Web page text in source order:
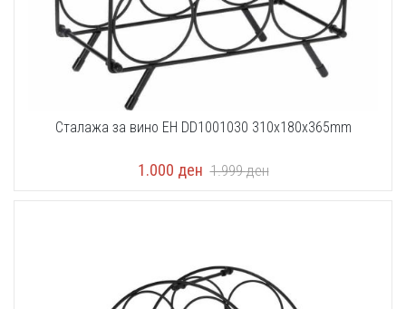
Сталажа за вино EH DD1001030 310x180x365mm
1.000 ден 1.999ден